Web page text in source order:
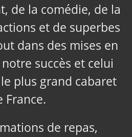
de la comédie, de la
et de superbes
dans des mises en
succès et celui
le plus grand cabaret
France.
de repas,